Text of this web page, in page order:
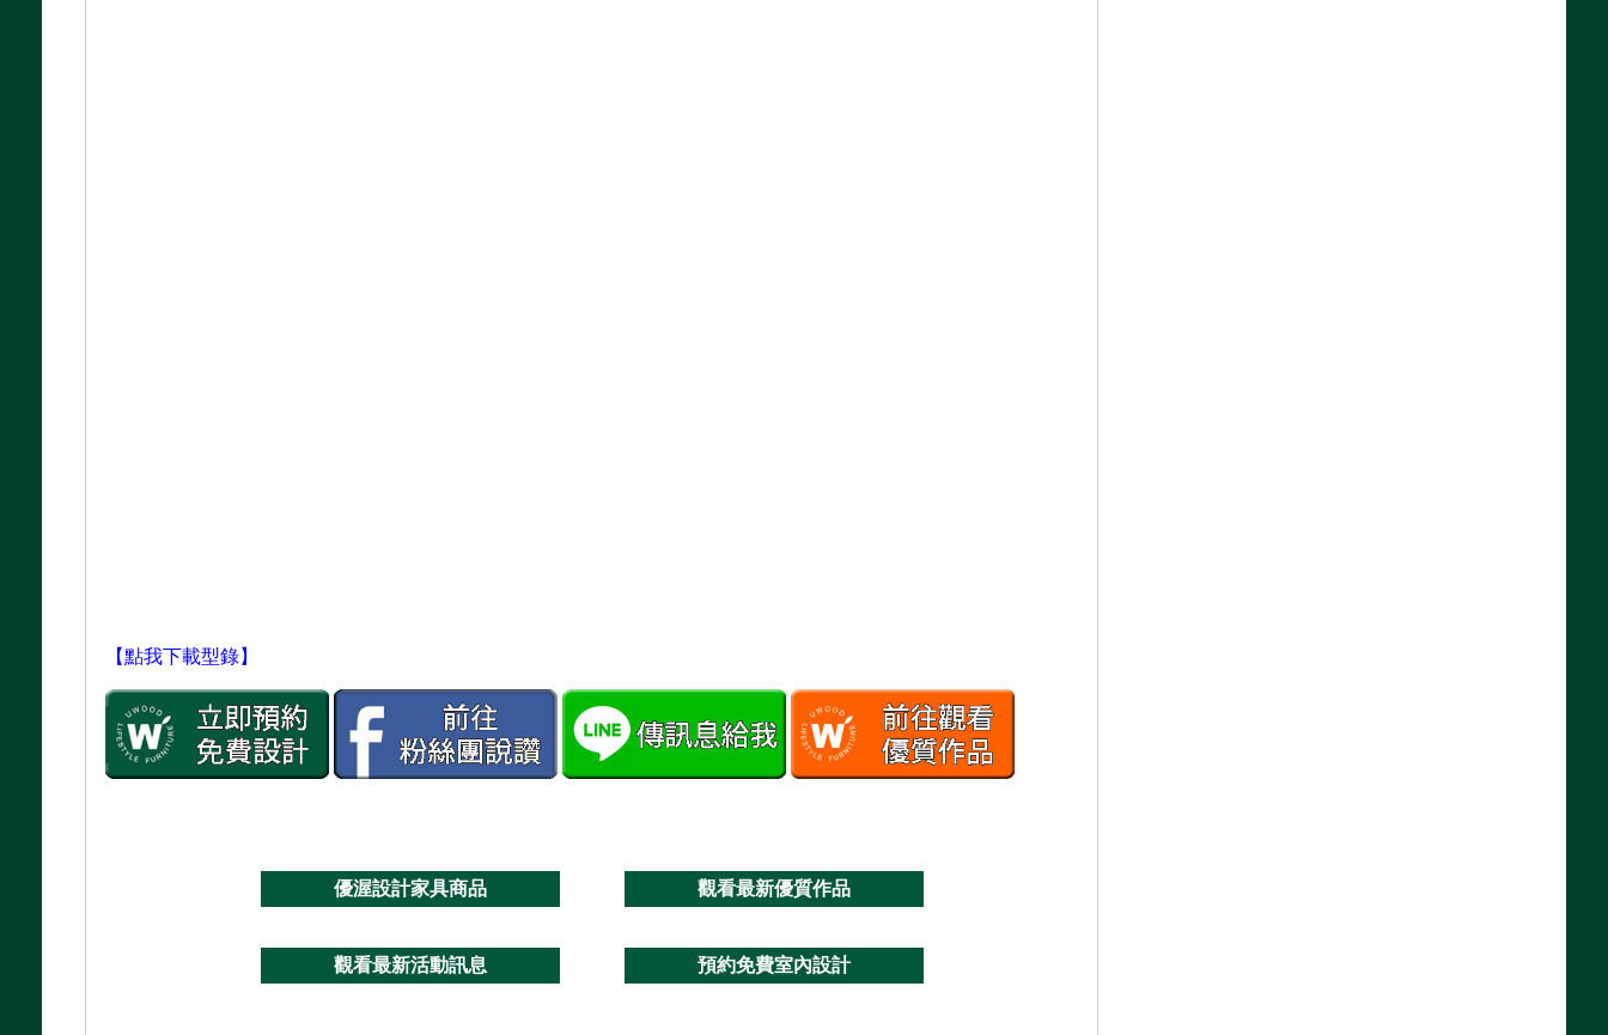
【點我下載型錄】
優渥設計家具商品 觀看最新優質作品
觀看最新活動訊息 預約免費室內設計